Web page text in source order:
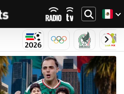
REGRESAR
REGRESAR
REGRESAR
REGRESAR
REGRESAR
REGRESAR
REGRESAR
REGRESARMUNDIAL 2026
OLÍMPICOS